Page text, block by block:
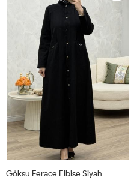
Göksu Ferace Elbise Siyah